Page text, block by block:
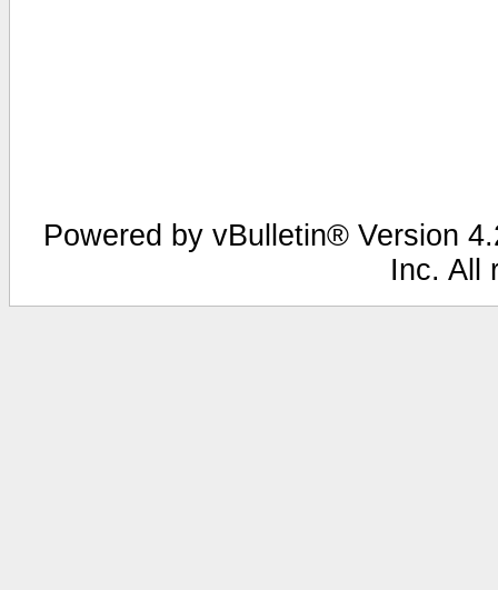
Powered by vBulletin® Version
Inc. All